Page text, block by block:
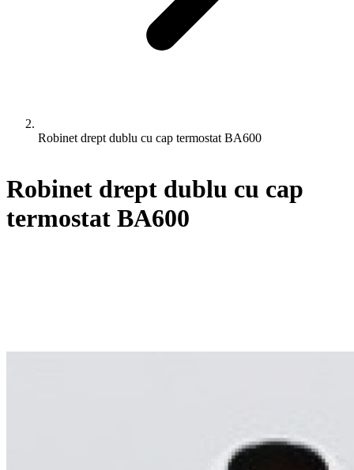
Robinet drept dublu cu cap termostat BA600
Robinet drept dublu cu cap
termostat BA600